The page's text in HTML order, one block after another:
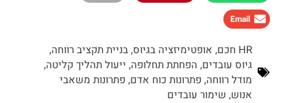
Email
HR חכם , אופטימיזציה בגיוס,בניית תקציב רווחה,
גיוס עובדים, הפחתת תחלופה, ייעול תהליך קליטה,
מודל רווחה, פתרונות כוח אדם, פתרונות משאבי
אנוש, שימור עובדים